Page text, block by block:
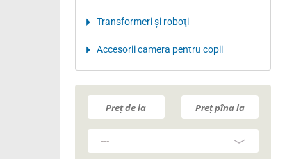
Transformeri şi roboţi
Accesorii camera pentru copii